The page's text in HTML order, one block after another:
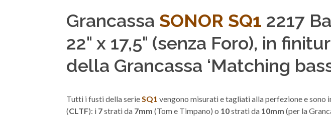
Grancassa SONOR SQ1 2217
22" x 17,5" (senza Foro), in
della Grancassa ‘Matching
Tutti i fusti della serieSQ1 vengono misurati e tagliati alla perfezione e sono
(CLTF): i 7strati da 7mm (Tom e Timpano) o 10strati da 10mm (per la